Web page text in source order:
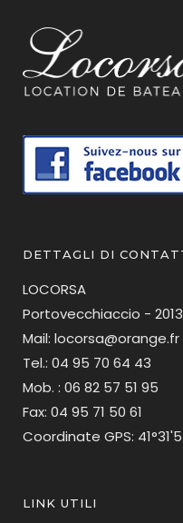
DETTAGLI DI
LOCORSA
Portovecchiaccio -
Mail: locorsa@orange.fr
Tel.: 04 95 70 64 43
Mob. : 06 82 57 51 95
Fax: 04 95 71 50 61
Coordinate GPS:
LINK UTILI